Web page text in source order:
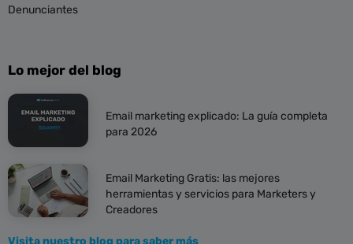
Denunciantes
Lo mejor del blog
Email marketing explicado: La guía completa
para 2026
Email Marketing Gratis: las mejores
herramientas y servicios para Marketers y
Creadores
Visita nuestro blog para saber más